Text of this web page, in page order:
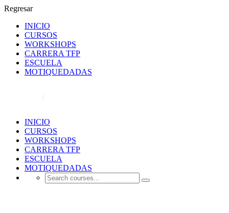
Regresar
INICIO
CURSOS
WORKSHOPS
CARRERA TFP
ESCUELA
MOTIQUEDADAS
INICIO
CURSOS
WORKSHOPS
CARRERA TFP
ESCUELA
MOTIQUEDADAS